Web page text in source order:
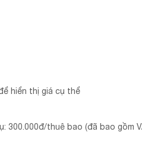
hiển thị giá cụ thể
300.000đ/thuê bao (đã bao gồm